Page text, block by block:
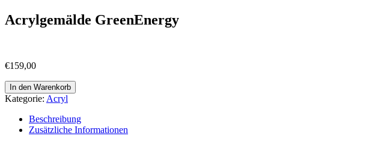
Acrylgemälde GreenEnergy
€159,00
Acrylgemälde
GreenEnergy
Menge
In den Warenkorb
Kategorie: Acryl
Beschreibung
Zusätzliche Informationen